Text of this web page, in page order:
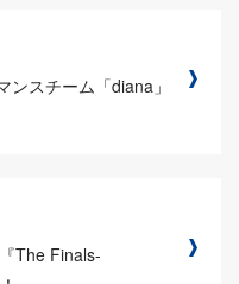
ンスチーム「diana」
The Finals-